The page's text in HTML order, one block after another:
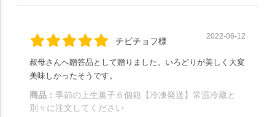
チビチョフ様 2022-06-12
叔母さんへ贈答品として贈りました。いろどりが美しく大変
美味しかったそうです。
商品： 季節の上生菓子６個箱【冷凍発送】常温冷蔵と
別々に注文してください